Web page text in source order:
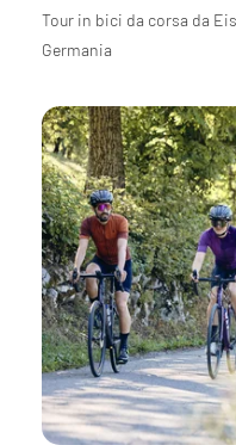
Tour in bici da corsa da
Germania